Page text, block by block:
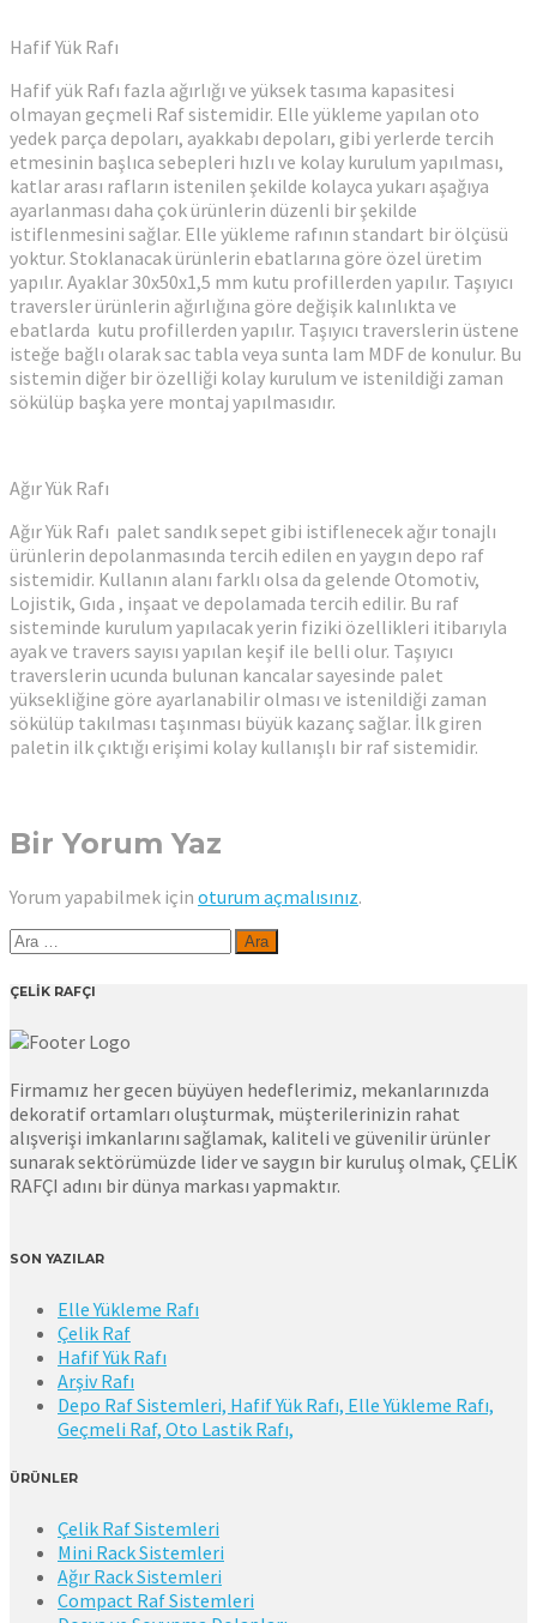
Hafif Yük Rafı
Hafif yük Rafı fazla ağırlığı ve yüksek tasıma kapasitesi
olmayan geçmeli Raf sistemidir. Elle yükleme yapılan oto
yedek parça depoları, ayakkabı depoları, gibi yerlerde tercih
etmesinin başlıca sebepleri hızlı ve kolay kurulum yapılması,
katlar arası rafların istenilen şekilde kolayca yukarı aşağıya
ayarlanması daha çok ürünlerin düzenli bir şekilde
istiflenmesini sağlar. Elle yükleme rafının standart bir ölçüsü
yoktur. Stoklanacak ürünlerin ebatlarına göre özel üretim
yapılır. Ayaklar 30x50x1,5 mm kutu profillerden yapılır. Taşıyıcı
traversler ürünlerin ağırlığına göre değişik kalınlıkta ve
ebatlarda kutu profillerden yapılır. Taşıyıcı traverslerin üstene
isteğe bağlı olarak sac tabla veya sunta lam MDF de konulur. Bu
sistemin diğer bir özelliği kolay kurulum ve istenildiği zaman
sökülüp başka yere montaj yapılmasıdır.
Ağır Yük Rafı
Ağır Yük Rafı palet sandık sepet gibi istiflenecek ağır tonajlı
ürünlerin depolanmasında tercih edilen en yaygın depo raf
sistemidir. Kullanın alanı farklı olsa da gelende Otomotiv,
Lojistik, Gıda , inşaat ve depolamada tercih edilir. Bu raf
sisteminde kurulum yapılacak yerin fiziki özellikleri itibarıyla
ayak ve travers sayısı yapılan keşif ile belli olur. Taşıyıcı
traverslerin ucunda bulunan kancalar sayesinde palet
yüksekliğine göre ayarlanabilir olması ve istenildiği zaman
sökülüp takılması taşınması büyük kazanç sağlar. İlk giren
paletin ilk çıktığı erişimi kolay kullanışlı bir raf sistemidir.
Bir Yorum Yaz
Yorum yapabilmek için oturum açmalısınız.
Arama:
ÇELİK RAFÇI
Firmamız her gecen büyüyen hedeflerimiz, mekanlarınızda
dekoratif ortamları oluşturmak, müşterilerinizin rahat
alışverişi imkanlarını sağlamak, kaliteli ve güvenilir ürünler
sunarak sektörümüzde lider ve saygın bir kuruluş olmak, ÇELİK
RAFÇI adını bir dünya markası yapmaktır.
SON YAZILAR
Elle Yükleme Rafı
Çelik Raf
Hafif Yük Rafı
Arşiv Rafı
Depo Raf Sistemleri, Hafif Yük Rafı, Elle Yükleme Rafı,
Geçmeli Raf, Oto Lastik Rafı,
ÜRÜNLER
Çelik Raf Sistemleri
Mini Rack Sistemleri
Ağır Rack Sistemleri
Compact Raf Sistemleri